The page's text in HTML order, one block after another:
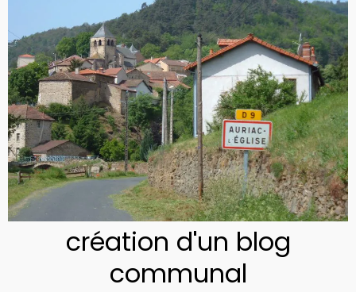
création d'un blog
communal